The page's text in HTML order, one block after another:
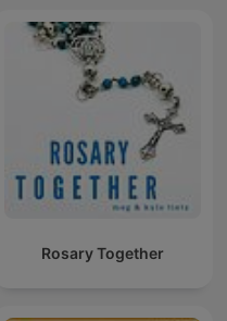
Rosary Together